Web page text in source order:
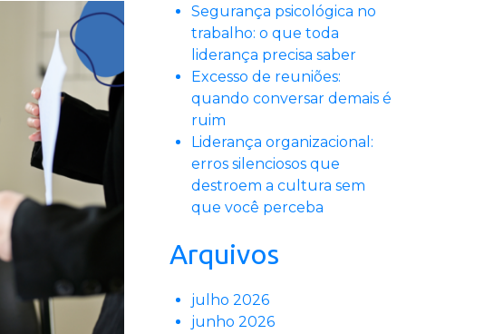
Segurança psicológica no
trabalho: o que toda
liderança precisa saber
Excesso de reuniões:
quando conversar demais é
ruim
Liderança organizacional:
erros silenciosos que
destroem a cultura sem
que você perceba
Arquivos
julho 2026
junho 2026